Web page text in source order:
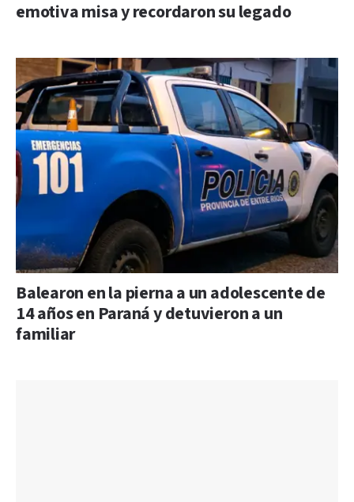
emotiva misa y recordaron su legado
Balearon en la pierna a un adolescente de
14 años en Paraná y detuvieron a un
familiar